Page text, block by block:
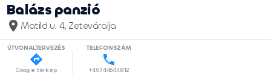
Balázs panzió
Matild u. 4, Zeteváralja
ÚTVONALTERVEZÉS
Google térkép
TELEFONSZÁM
+40744644812